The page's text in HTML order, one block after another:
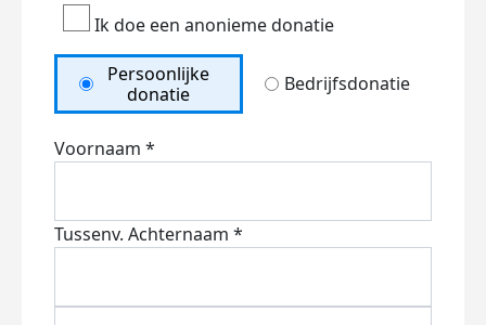
Ik doe een anonieme donatie
Persoonlijke
donatie
Bedrijfsdonatie
Voornaam *
Tussenv. Achternaam *